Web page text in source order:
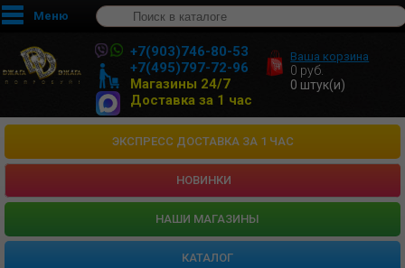
Меню
+7(903)746-80-53
+7(495)797-72-96
Магазины 24/7
Доставка за 1 час
Ваша корзина
0 руб.
0 штук(и)
ЭКСПРЕСС ДОСТАВКА ЗА 1 ЧАС
НОВИНКИ
HАШИ МАГАЗИНЫ
КАТАЛОГ